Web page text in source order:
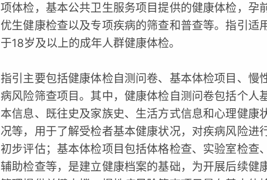
项体检，基本公共卫生服务项目提供的健康体检，孕
优生健康检查以及专项疾病的筛查和普查等。指引适
于18岁及以上的成年人群健康体检。
指引主要包括健康体检自测问卷、基本体检项目、慢
病风险筛查项目。其中，健康体检自测问卷包括个人
本信息、既往史及家族史、生活方式信息和心理健康
况等，用于了解受检者基本健康状况，对疾病风险进
初步评估；基本体检项目包括体格检查、实验室检查、
辅助检查等，是建立健康档案的基础，为开展后续健